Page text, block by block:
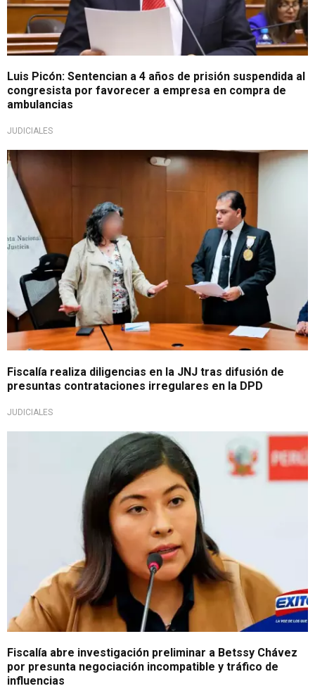
Luis Picón: Sentencian a 4 años de prisión suspendida al
congresista por favorecer a empresa en compra de
ambulancias
JUDICIALES
Fiscalía realiza diligencias en la JNJ tras difusión de
presuntas contrataciones irregulares en la DPD
JUDICIALES
Fiscalía abre investigación preliminar a Betssy Chávez
por presunta negociación incompatible y tráfico de
influencias